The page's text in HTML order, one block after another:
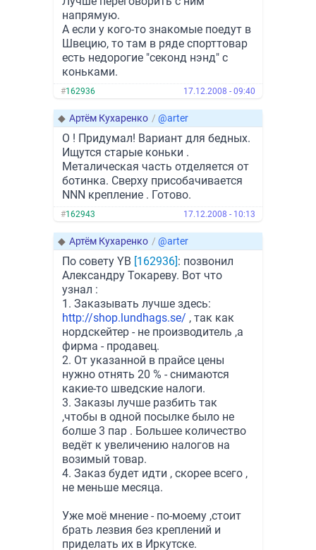
напрямую.
А если у кого-то знакомые поедут в
Швецию, то там в ряде спорттовар
есть недорогие "секонд нэнд" с
коньками.
#162936 17.12.2008 - 09:40
◆ Артём Кухаренко / @arter
О ! Придумал! Вариант для бедных.
Ищутся старые коньки .
Металическая часть отделяется от
ботинка. Сверху присобачивается
NNN крепление . Готово.
#162943 17.12.2008 - 10:13
◆ Артём Кухаренко / @arter
По совету YB [162936]: позвонил
Александру Токареву. Вот что
узнал :
1. Заказывать лучше здесь:
http://shop.lundhags.se/ , так как
нордскейтер - не производитель ,а
фирма - продавец.
2. От указанной в прайсе цены
нужно отнять 20 % - снимаются
какие-то шведские налоги.
3. Заказы лучше разбить так
,чтобы в одной посылке было не
болше 3 пар . Большее количество
ведёт к увеличению налогов на
возимый товар.
4. Заказ будет идти , скорее всего ,
не меньше месяца.
Уже моё мнение - по-моему ,стоит
брать лезвия без креплений и
приделать их в Иркутске.